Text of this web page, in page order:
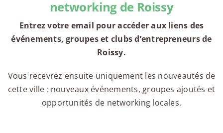
networking de Roissy
Entrez votre email pour accéder aux liens des
événements, groupes et clubs d’entrepreneurs de
Roissy.
Vous recevrez ensuite uniquement les nouveautés de
cette ville : nouveaux événements, groupes ajoutés et
opportunités de networking locales.